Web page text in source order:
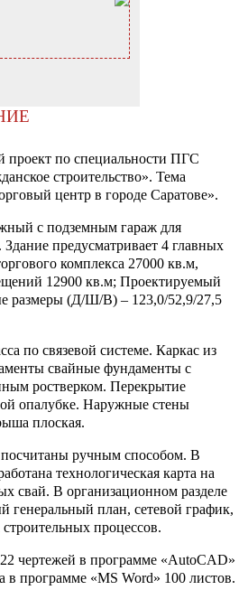
по специальности ПГС
строительство». Тема
центр в городе Саратове».
с подземным гараж для
предусматривает 4 главных
комплекса 27000 кв.м,
12900 кв.м; Проектируемый
размеры (Д/Ш/В) – 123,0/52,9/27,5
по связевой системе. Каркас из
свайные фундаменты с
ростверком. Перекрытие
опалубке. Наружные стены
плоская.
ручным способом. В
технологическая карта на
свай. В организационном разделе
генеральный план, сетевой график,
процессов.
чертежей в программе «AutoCAD»
в программе «MS Word» 100 листов.